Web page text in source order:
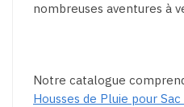
nombreuses aventures à
Notre catalogue
Housses de Pluie pour Sac